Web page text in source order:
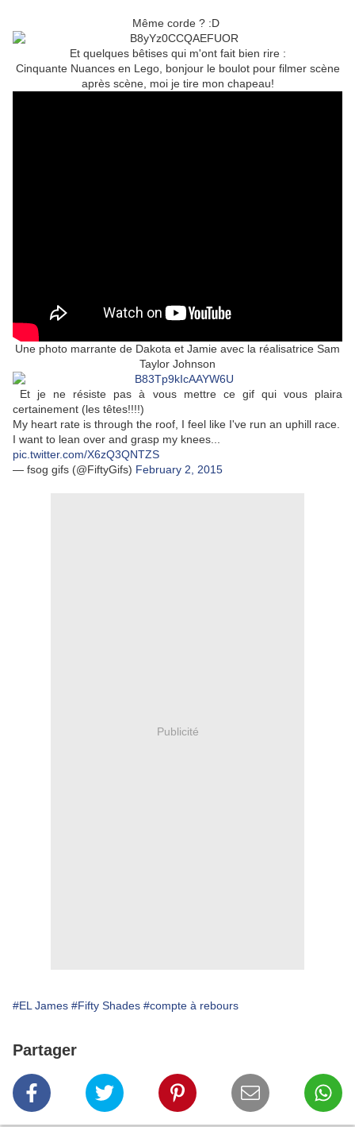
Même corde ? :D
Et quelques bêtises qui m'ont fait bien rire :
Cinquante Nuances en Lego, bonjour le boulot pour filmer scène
après scène, moi je tire mon chapeau!
Une photo marrante de Dakota et Jamie avec la réalisatrice Sam
Taylor Johnson
Et je ne résiste pas à vous mettre ce gif qui vous plaira
certainement (les têtes!!!!)
My heart rate is through the roof, I feel like I've run an uphill race.
I want to lean over and grasp my knees...
pic.twitter.com/X6zQ3QNTZS
— fsog gifs (@FiftyGifs) February 2, 2015
Publicité
#EL James #Fifty Shades #compte à rebours
Partager